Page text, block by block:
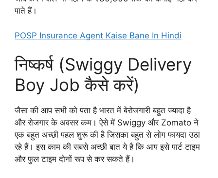
पाते हैं।
POSP Insurance Agent Kaise Bane In Hindi
निष्कर्ष (Swiggy Delivery
Boy Job कैसे करें)
जैसा की आप सभी को पता है भारत में बेरोजगारी बहुत ज्यादा है
और रोजगार के अवसर कम। ऐसे में Swiggy और Zomato ने
एक बहुत अच्छी पहल शुरू की है जिसका बहुत से लोग फायदा उठा
रहे हैं। इस काम की सबसे अच्छी बात ये है कि आप इसे पार्ट टाइम
और फुल टाइम दोनों रूप से कर सकते हैं।